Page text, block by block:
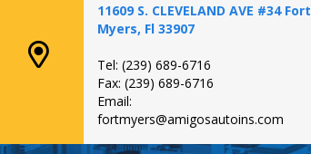
11609 S. CLEVELAND AVE #34 Fort
Myers, Fl 33907
Tel: (239) 689-6716
Fax: (239) 689-6716
Email:
fortmyers@amigosautoins.com